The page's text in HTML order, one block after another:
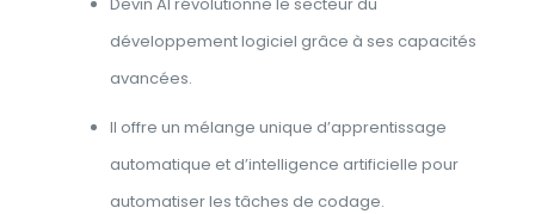
développement logiciel grâce à ses capacités
avancées.
Il offre un mélange unique d’apprentissage
automatique et d’intelligence artificielle pour
automatiser les tâches de codage.